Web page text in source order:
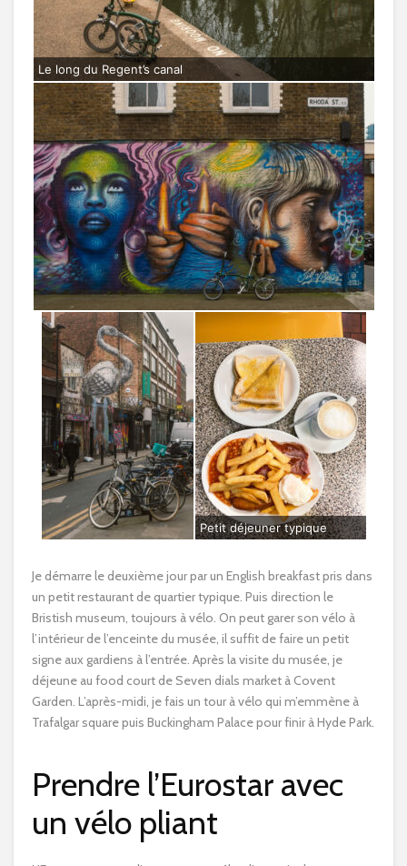
Le long du Regent’s canal
Petit déjeuner typique
Je démarre le deuxième jour par un English breakfast pris dans
un petit restaurant de quartier typique. Puis direction le
Bristish museum, toujours à vélo. On peut garer son vélo à
l’intérieur de l’enceinte du musée, il suffit de faire un petit
signe aux gardiens à l’entrée. Après la visite du musée, je
déjeune au food court de Seven dials market à Covent
Garden. L’après-midi, je fais un tour à vélo qui m’emmène à
Trafalgar square puis Buckingham Palace pour finir à Hyde Park.
Prendre l’Eurostar avec
un vélo pliant